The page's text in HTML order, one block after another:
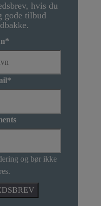
hvis du
gode tilbud
*
*
og bør ikke